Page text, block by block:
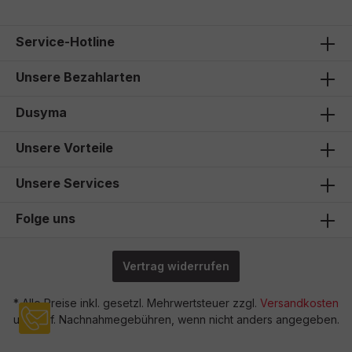
Service-Hotline
Unsere Bezahlarten
Dusyma
Unsere Vorteile
Unsere Services
Folge uns
Vertrag widerrufen
* Alle Preise inkl. gesetzl. Mehrwertsteuer zzgl. Versandkosten
und ggf. Nachnahmegebühren, wenn nicht anders angegeben.